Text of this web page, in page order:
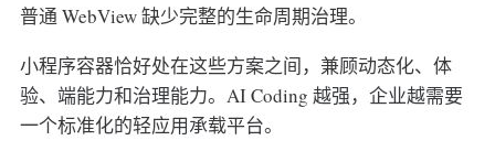
普通 WebView 缺少完整的生命周期治理。
小程序容器恰好处在这些方案之间，兼顾动态化、体
验、端能力和治理能力。AI Coding 越强，企业越需要
一个标准化的轻应用承载平台。